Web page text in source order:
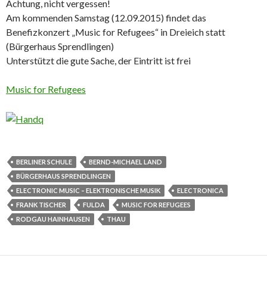
Achtung, nicht vergessen!
Am kommenden Samstag (12.09.2015) findet das
Benefizkonzert „Music for Refugees“ in Dreieich statt
(Bürgerhaus Sprendlingen)
Unterstützt die gute Sache, der Eintritt ist frei
Music for Refugees
BERLINER SCHULE
BERND-MICHAEL LAND
BÜRGERHAUS SPRENDLINGEN
ELECTRONIC MUSIC – ELEKTRONISCHE MUSIK
ELECTRONICA
FRANK TISCHER
FULDA
MUSIC FOR REFUGEES
RODGAU HAINHAUSEN
THAU